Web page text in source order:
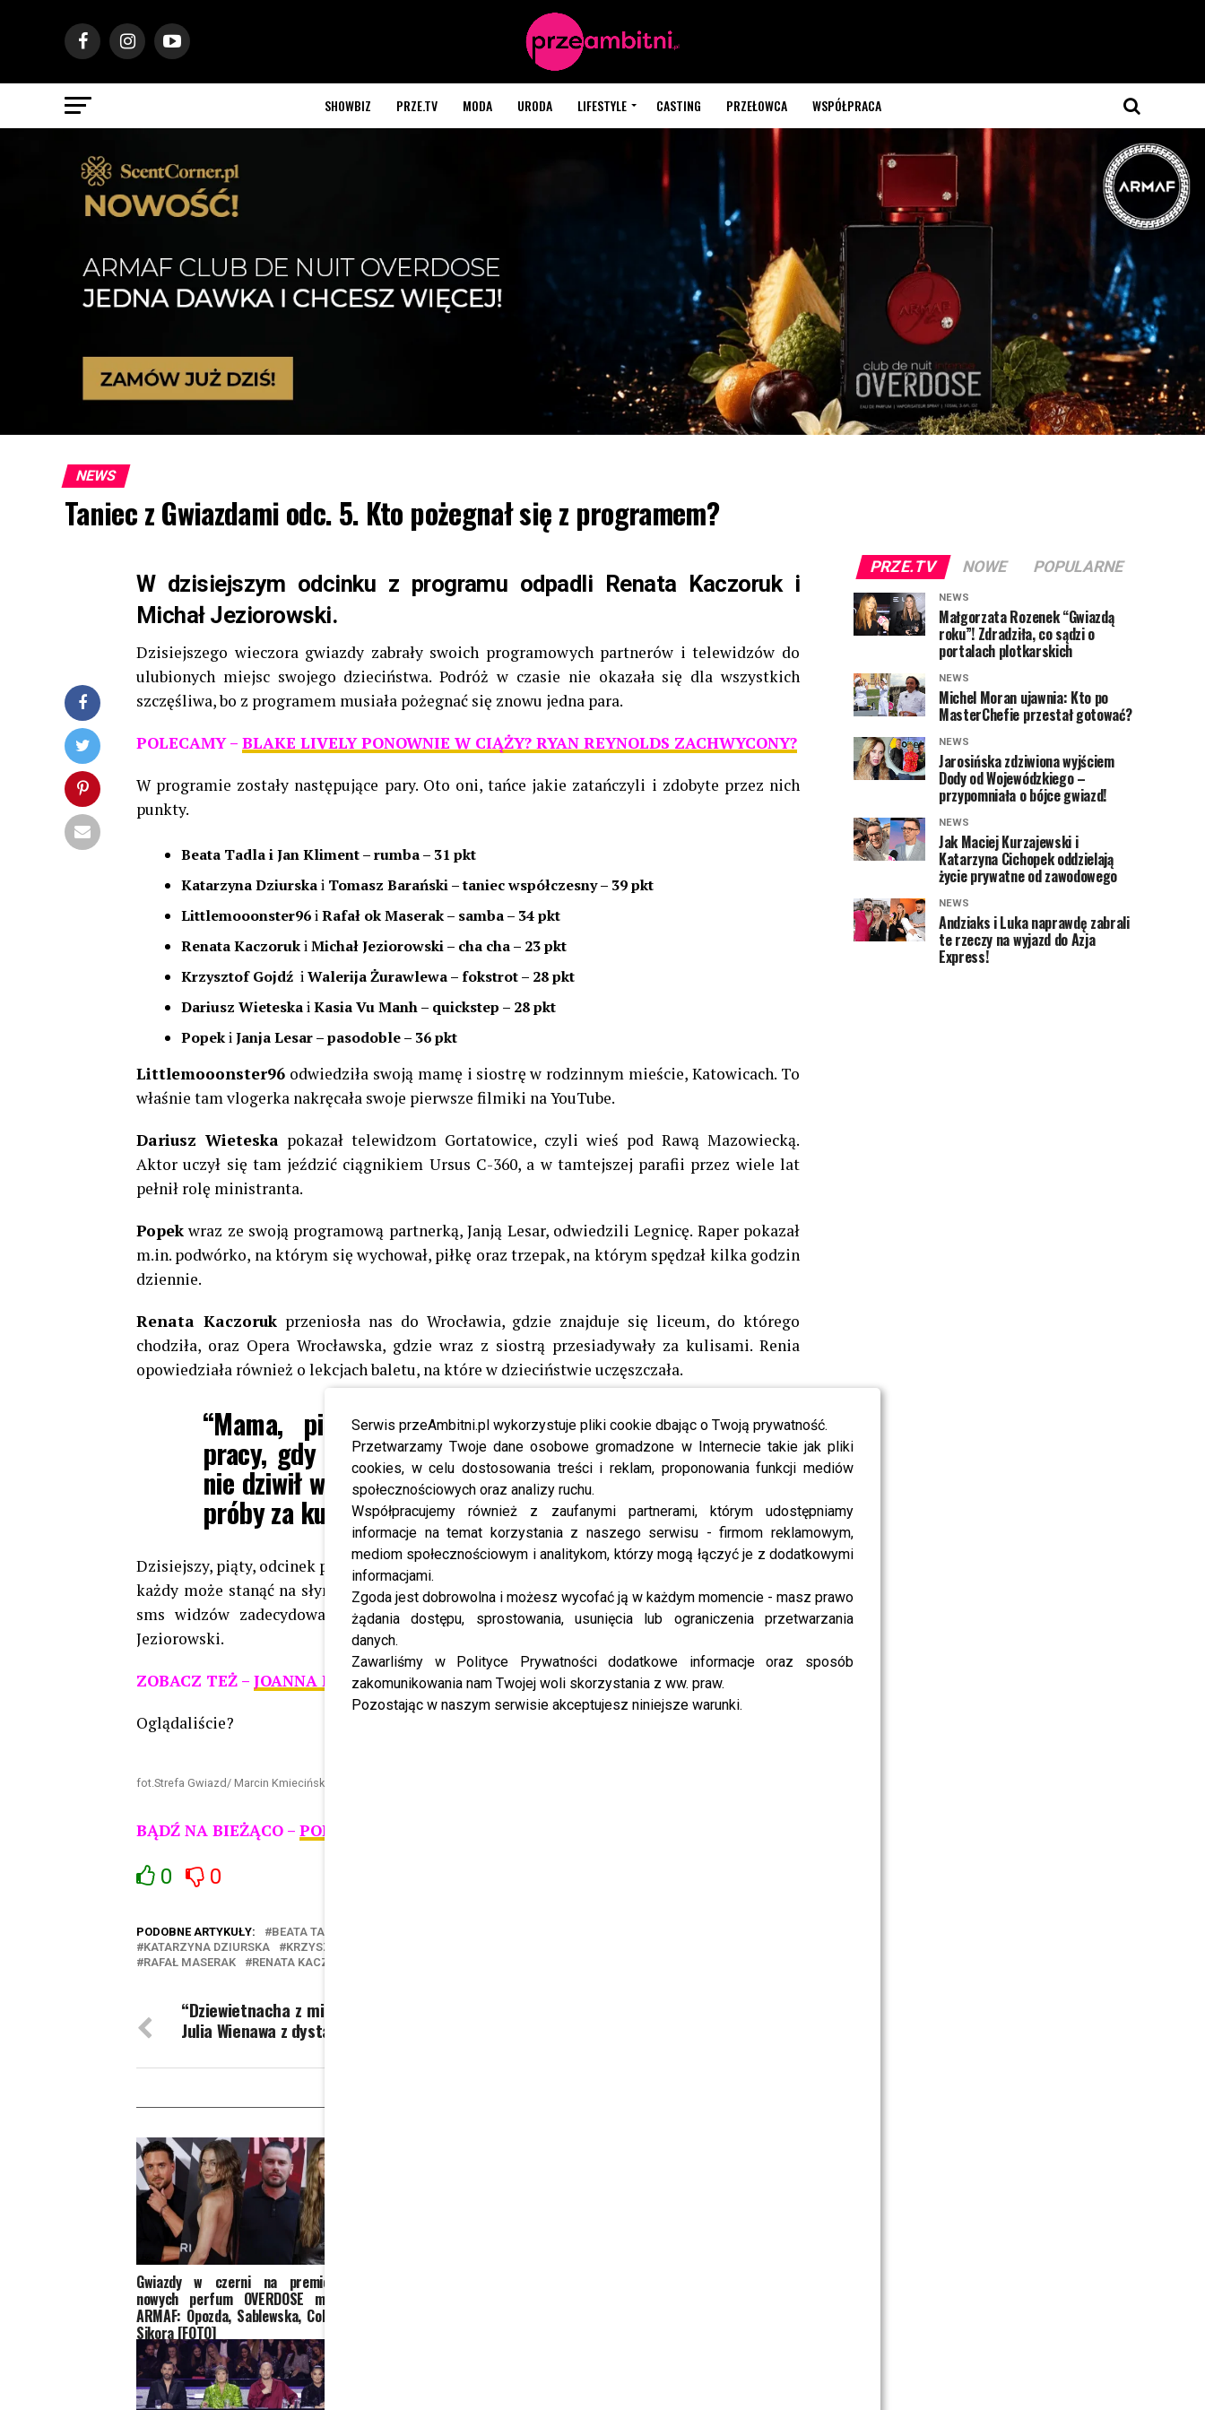
Serwis przeAmbitni.pl wykorzystuje pliki cookie dbając o Twoją prywatność.
Przetwarzamy Twoje dane osobowe gromadzone w Internecie takie jak pliki
cookies, w celu dostosowania treści i reklam, proponowania funkcji mediów
społecznościowych oraz analizy ruchu.
Współpracujemy również z zaufanymi partnerami, którym udostępniamy
informacje na temat korzystania z naszego serwisu - firmom reklamowym,
mediom społecznościowym i analitykom, którzy mogą łączyć je z dodatkowymi
informacjami.
Zgoda jest dobrowolna i możesz wycofać ją w każdym momencie - masz prawo
żądania dostępu, sprostowania, usunięcia lub ograniczenia przetwarzania
danych.
Zawarliśmy w Polityce Prywatności dodatkowe informacje oraz sposób
zakomunikowania nam Twojej woli skorzystania z ww. praw.
Pozostając w naszym serwisie akceptujesz niniejsze warunki.
SHOWBIZ PRZE.TV MODA URODA LIFESTYLE CASTING PRZEŁOWCA WSPÓŁPRACA
NEWS
Taniec z Gwiazdami odc. 5. Kto pożegnał się z programem?
W dzisiejszym odcinku z programu odpadli Renata Kaczoruk i
Michał Jeziorowski.
Dzisiejszego wieczora gwiazdy zabrały swoich programowych partnerów i telewidzów do
ulubionych miejsc swojego dzieciństwa. Podróż w czasie nie okazała się dla wszystkich
szczęśliwa, bo z programem musiała pożegnać się znowu jedna para.
POLECAMY – BLAKE LIVELY PONOWNIE W CIĄŻY? RYAN REYNOLDS ZACHWYCONY?
W programie zostały następujące pary. Oto oni, tańce jakie zatańczyli i zdobyte przez nich
punkty.
Beata Tadla i Jan Kliment – rumba – 31 pkt
Katarzyna Dziurskai Tomasz Barański – taniec współczesny – 39 pkt
Littlemooonster96iRafał ok Maserak – samba – 34 pkt
Renata KaczorukiMichał Jeziorowski – cha cha – 23 pkt
Krzysztof Gojdź iWalerija Żurawlewa – fokstrot – 28 pkt
Dariusz WieteskaiKasia Vu Manh – quickstep – 28 pkt
PopekiJanja Lesar – pasodoble – 36 pkt
Littlemooonster96 odwiedziła swoją mamę i siostrę w rodzinnym mieście, Katowicach. To
właśnie tam vlogerka nakręcała swoje pierwsze filmiki na YouTube.
Dariusz Wieteska pokazał telewidzom Gortatowice, czyli wieś pod Rawą Mazowiecką.
Aktor uczył się tam jeździć ciągnikiem Ursus C-360, a w tamtejszej parafii przez wiele lat
pełnił rolę ministranta.
Popek wraz ze swoją programową partnerką, Janją Lesar, odwiedzili Legnicę. Raper pokazał
m.in. podwórko, na którym się wychował, piłkę oraz trzepak, na którym spędzał kilka godzin
dziennie.
Renata Kaczorukprzeniosła nas do Wrocławia, gdzie znajduje się liceum, do którego
chodziła, oraz Opera Wrocławska, gdzie wraz z siostrą przesiadywały za kulisami. Renia
opowiedziała również o lekcjach baletu, na które w dzieciństwie uczęszczała.
“Mama, pianistka operowa, zabierała nas do
pracy, gdy nie miała nas z kim zostawić. Nikogo
nie dziwił widok sześciolatek biegających podczas
próby za kulisami”– wspomniała Renata
Dzisiejszy, piąty, odcinek po raz kolejny zbliżył uczestników do wielkiego finału. Niestety nie
każdy może stanąć na słynnym parkiecie podczas finałowego odcinka. Noty jurorów i głosy
sms widzów zadecydowały, że z programem pożegnali się Renata Kaczoruk i Michał
Jeziorowski.
ZOBACZ TEŻ – JOANNA KRUPA ZAŁAMANA! JEJ PRZYJACIEL POWAŻNIE CHORUJE!
Oglądaliście?
fot.Strefa Gwiazd/ Marcin Kmieciński
BĄDŹ NA BIEŻĄCO – POLUB NAS NA FACEBOOKU
0 0
PODOBNE ARTYKUŁY: BEATA TADLA
KATARZYNA DZIURSKA
KRZYSZTOF GOJDZ
RAFAŁ MASERAK
RENATA KACZORUK
“Dziewietnacha z milionem na koncie”
Julia Wienawa z dystansem do siebie!
Gwiazdy w czerni na premierze
nowych perfum OVERDOSE marki
ARMAF: Opozda, Sablewska, Collins,
Sikora [FOTO]
PRZE.TV NOWE POPULARNE
NEWS
Małgorzata Rozenek “Gwiazdą
roku”! Zdradziła, co sądzi o
portalach plotkarskich
NEWS
Michel Moran ujawnia: Kto po
MasterChefie przestał gotować?
NEWS
Jarosińska zdziwiona wyjściem
Dody od Wojewódzkiego –
przypomniała o bójce gwiazd!
NEWS
Jak Maciej Kurzajewski i
Katarzyna Cichopek oddzielają
życie prywatne od zawodowego
NEWS
Andziaks i Luka naprawdę zabrali
te rzeczy na wyjazd do Azja
Express!